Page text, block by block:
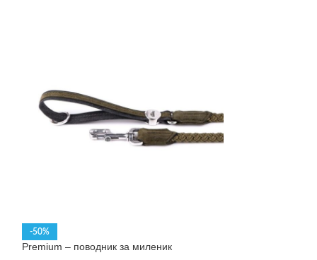
-50%
Premium – поводник за миленик